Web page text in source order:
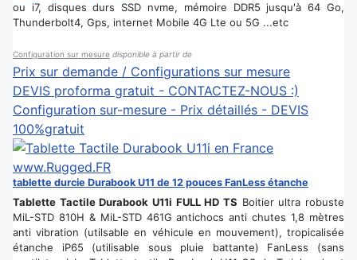
ou i7, disques durs SSD nvme, mémoire DDR5 jusqu'à 64 Go,
Thunderbolt4, Gps, internet Mobile 4G Lte ou 5G ...etc
Configuration sur mesure disponible à partir de
Prix sur demande / Configurations sur mesure
DEVIS proforma gratuit - CONTACTEZ-NOUS :)
Configuration sur-mesure - Prix détaillés - DEVIS
100%gratuit
tablette durcie Durabook U11 de 12 pouces FanLess étanche
Tablette Tactile Durabook U11i FULL HD TS Boitier ultra robuste
MiL-STD 810H & MiL-STD 461G antichocs anti chutes 1,8 mètres
anti vibration (utilsable en véhicule en mouvement), tropicalisée
étanche iP65 (utilisable sous pluie battante) FanLess (sans